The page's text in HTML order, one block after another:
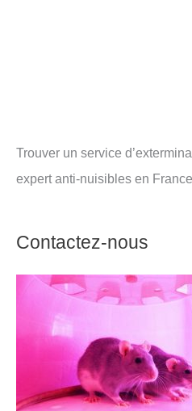
Trouver un service
expert anti-nuisibles en
Contactez-nous